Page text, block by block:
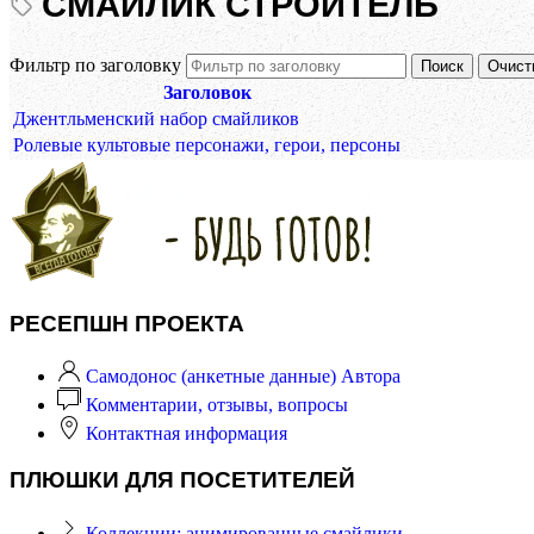
Фильтр по заголовку Поиск
Заголовок
Джентльменский набор смайликов
Ролевые культовые персонажи, герои, персоны
РЕСЕПШН ПРОЕКТА
Самодонос (анкетные данные) Автора
Комментарии, отзывы, вопросы
Контактная информация
ПЛЮШКИ ДЛЯ ПОСЕТИТЕЛЕЙ